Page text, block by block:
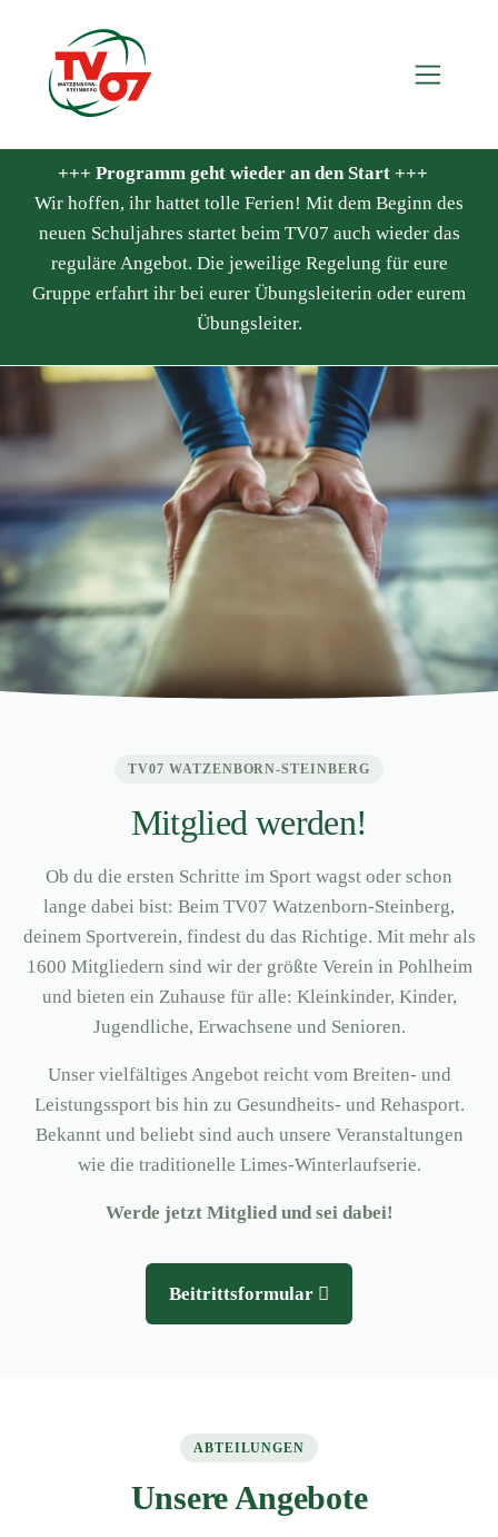
+++ Programm geht wieder an den Start +++
Wir hoffen, ihr hattet tolle Ferien! Mit dem Beginn des
neuen Schuljahres startet beim TV07 auch wieder das
reguläre Angebot. Die jeweilige Regelung für eure
Gruppe erfahrt ihr bei eurer Übungsleiterin oder eurem
Übungsleiter.
TV07 WATZENBORN-STEINBERG
Mitglied werden!
Ob du die ersten Schritte im Sport wagst oder schon
lange dabei bist: Beim TV07 Watzenborn-Steinberg,
deinem Sportverein, findest du das Richtige. Mit mehr als
1600 Mitgliedern sind wir der größte Verein in Pohlheim
und bieten ein Zuhause für alle: Kleinkinder, Kinder,
Jugendliche, Erwachsene und Senioren.
Unser vielfältiges Angebot reicht vom Breiten- und
Leistungssport bis hin zu Gesundheits- und Rehasport.
Bekannt und beliebt sind auch unsere Veranstaltungen
wie die traditionelle Limes-Winterlaufserie.
Werde jetzt Mitglied und sei dabei!
Beitrittsformular
ABTEILUNGEN
Unsere Angebote